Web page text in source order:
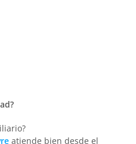
atiende bien desde el